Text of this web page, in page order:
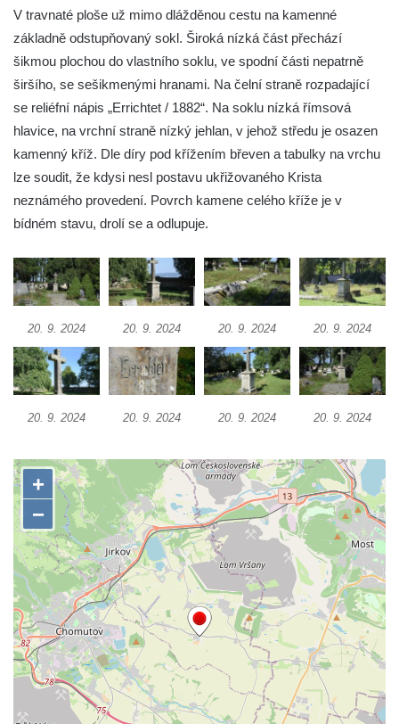
Kříž na zahradě domu čp. 127 v Římově
Kříž u fary v Římově
Kříž u lípy Jana Gurreho v Římově
Boží muka u hřbitova v Římově
Centrální kříž hřbitova v Římově
Kříž poblíž domu čp. 169 v Plavu
Kříž na návsi v Plavu
Boží muka v Plavu
Kříž u Obrázku severovýchodně od
Práchně
Kříž na rozcestí u domu čp. 283 v Dolním
Podluží
Görnerův kříž u silnice č. 264 v Dolním
Podluží
Kříž jižně od Bukolu
Kříž na návsi v Bukolu
Centrální kříž hřbitova v Hrobčicích
Kříž u silnice z Chouče do Mirošovic
Centrální kříž hřbitova v Chouči
Kříž na rozcestí v Záluží
Kříž v ulici V Zátiší v Dobříni
Boží muka u domu čp. 392 na rohu ulic Na
Hradčanech a Palackého v Roudnici nad
Labem
V travnaté ploše už mimo dlážděnou cestu na kamenné
základně odstupňovaný sokl. Široká nízká část přechází
šikmou plochou do vlastního soklu, ve spodní části nepatrně
širšího, se sešikmenými hranami. Na čelní straně rozpadající
se reliéfní nápis „Errichtet / 1882“. Na soklu nízká římsová
hlavice, na vrchní straně nízký jehlan, v jehož středu je osazen
kamenný kříž. Dle díry pod křížením břeven a tabulky na vrchu
lze soudit, že kdysi nesl postavu ukřižovaného Krista
neznámého provedení. Povrch kamene celého kříže je v
bídném stavu, drolí se a odlupuje.
20. 9. 2024 20. 9. 2024 20. 9. 2024 20. 9. 2024
20. 9. 2024 20. 9. 2024 20. 9. 2024 20. 9. 2024